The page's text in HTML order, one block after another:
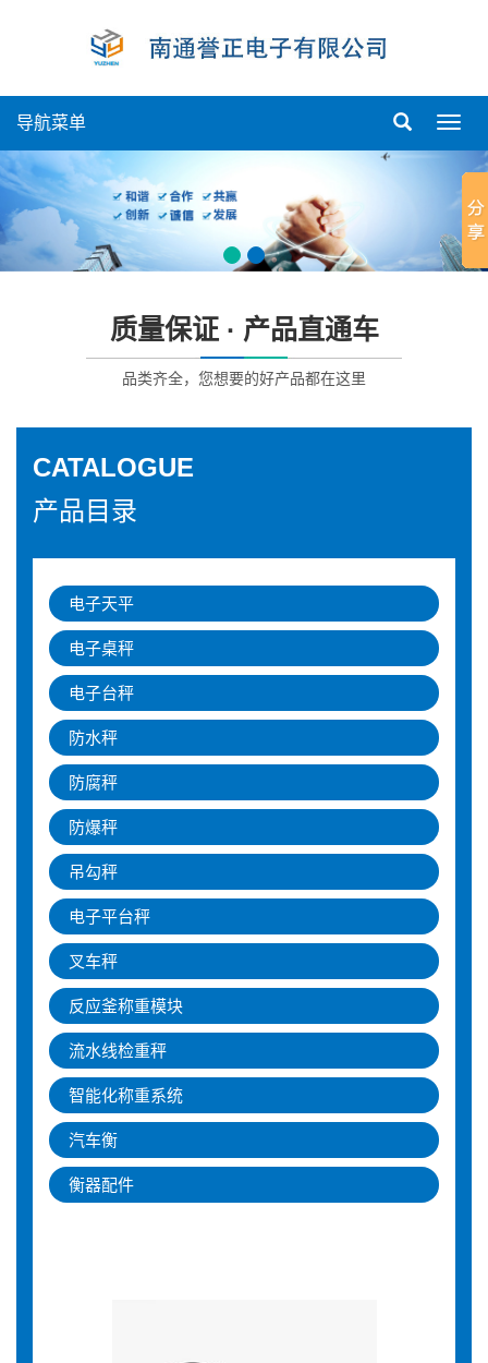
导
单
导航菜单
质量保证 · 产品直通车
品类齐全，您想要的好产品都在这里
CATALOGUE
产品目录
电子天平
电子桌秤
电子台秤
防水秤
防腐秤
防爆秤
吊勾秤
电子平台秤
叉车秤
反应釜称重模块
流水线检重秤
智能化称重系统
汽车衡
衡器配件